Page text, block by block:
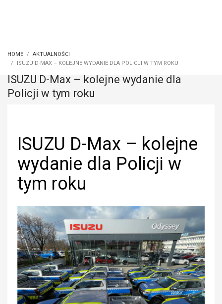
HOME
AKTUALNOŚCI
ISUZU D-MAX – KOLEJNE WYDANIE DLA POLICJI W TYM ROKU
ISUZU D-Max – kolejne wydanie dla
Policji w tym roku
ISUZU D-Max – kolejne
wydanie dla Policji w
tym roku